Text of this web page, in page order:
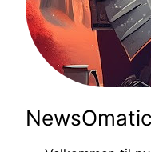
NewsOmatic